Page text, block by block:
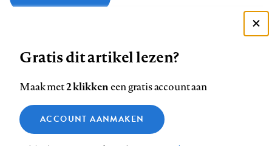
ons
op
Facebook
ons
op
LinkedIn
ons
op
Bluesky
ons
op
Instagram
ons
YouTube
ons
Footer
Contact Colofon Disclaimer Privacy
Medische vragen verdienen
betrouwbare antwoorden
Zie onze cookie policy
Analytische cookies
Gratis dit artikel lezen?
Maak met2 klikkeneen gratis account aan
ACCOUNT AANMAKEN